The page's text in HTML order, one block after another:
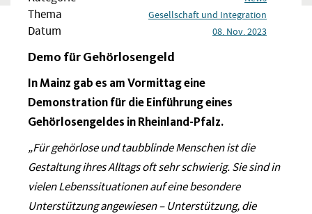
Thema Gesellschaft und Integration
Datum 08. Nov. 2023
Demo für Gehörlosengeld
In Mainz gab es am Vormittag eine
Demonstration für die Einführung eines
Gehörlosengeldes in Rheinland-Pfalz.
„Für gehörlose und taubblinde Menschen ist die
Gestaltung ihres Alltags oft sehr schwierig. Sie sind in
vielen Lebenssituationen auf eine besondere
Unterstützung angewiesen – Unterstützung, die